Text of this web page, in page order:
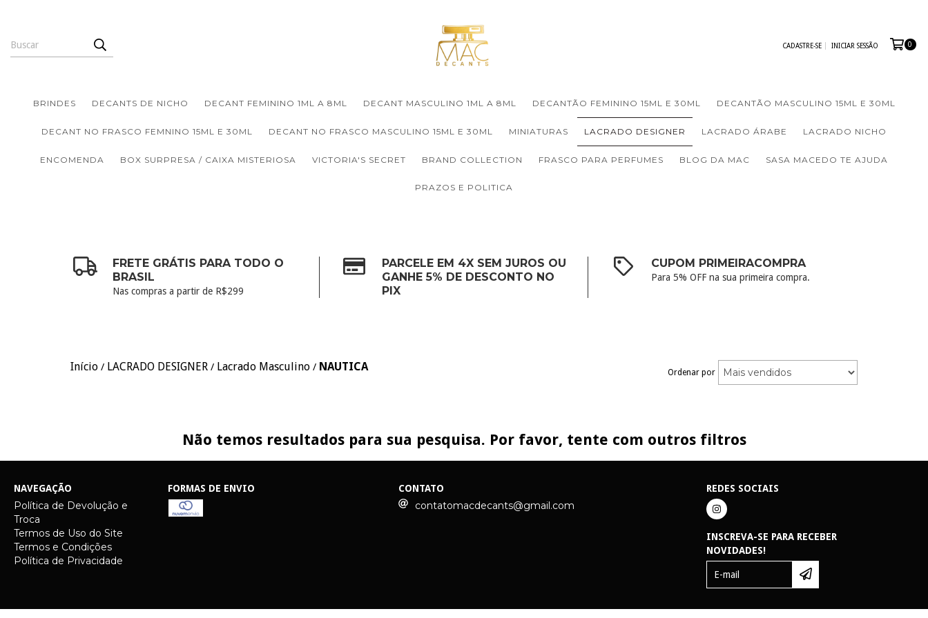
CADASTRE-SE INICIAR SESSÃO 0
BRINDES DECANTS DE NICHO DECANT FEMININO 1ML A 8ML DECANT MASCULINO 1ML A 8ML DECANTÃO FEMININO 15ML E 30ML DECANTÃO MASCULINO 15ML E 30ML
DECANT NO FRASCO FEMNINO 15ML E 30ML DECANT NO FRASCO MASCULINO 15ML E 30ML MINIATURAS LACRADO DESIGNER LACRADO ÁRABE LACRADO NICHO
ENCOMENDA BOX SURPRESA / CAIXA MISTERIOSA VICTORIA'S SECRET BRAND COLLECTION FRASCO PARA PERFUMES BLOG DA MAC SASA MACEDO TE AJUDA
PRAZOS E POLITICA
FRETE GRÁTIS PARA TODO O
BRASIL
Nas compras a partir de R$299
PARCELE EM 4X SEM JUROS OU
GANHE 5% DE DESCONTO NO
PIX
CUPOM PRIMEIRACOMPRA
Para 5% OFF na sua primeira compra.
Início / LACRADO DESIGNER / Lacrado Masculino / NAUTICA Ordenar por
Não temos resultados para sua pesquisa. Por favor, tente com outros filtros
NAVEGAÇÃO
Política de Devolução e
Troca
Termos de Uso do Site
Termos e Condições
Política de Privacidade
FORMAS DE ENVIO CONTATO
contatomacdecants@gmail.com
REDES SOCIAIS
INSCREVA-SE PARA RECEBER
NOVIDADES!